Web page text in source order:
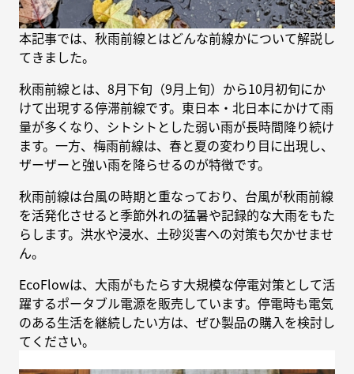
本記事では、秋雨前線とはどんな前線かについて解説し
てきました。
秋雨前線とは、8月下旬（9月上旬）から10月初旬にか
けて出現する停滞前線です。東日本・北日本にかけて雨
量が多くなり、シトシトとした弱い雨が長時間降り続け
ます。一方、梅雨前線は、春と夏の変わり目に出現し、
ザーザーと強い雨を降らせるのが特徴です。
秋雨前線は台風の時期と重なっており、台風が秋雨前線
を活発化させると季節外れの猛暑や記録的な大雨をもた
らします。洪水や浸水、土砂災害への対策も欠かせませ
ん。
EcoFlowは、大雨がもたらす大規模な停電対策として活
躍するポータブル電源を販売しています。停電時も電気
のある生活を継続したい方は、ぜひ製品の購入を検討し
てください。